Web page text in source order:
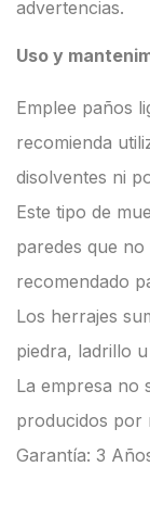
advertencias.
Uso y
Emplee paños
recomienda
disolventes ni
Este tipo de
paredes que
recomendado
Los herrajes
piedra, ladrillo
La empresa no
producidos por
Garantía: 3